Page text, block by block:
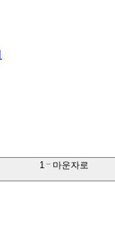
1 마운자로